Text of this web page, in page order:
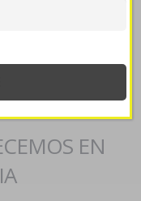
renitec por
dexnon
EN